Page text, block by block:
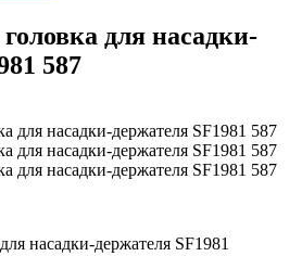
для насадки-
587
насадки-держателя SF1981